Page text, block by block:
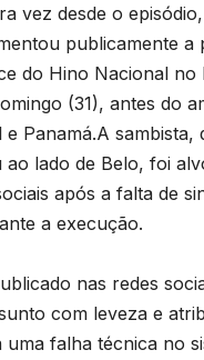
vez desde o
publicamente a
do Hino Nacional no
(31), antes do
Panamá.A sambista,
ao lado de Belo, foi
após a falta de
a execução.
nas redes
com leveza e
uma falha técnica no